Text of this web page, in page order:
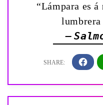
“Lámpara es
—